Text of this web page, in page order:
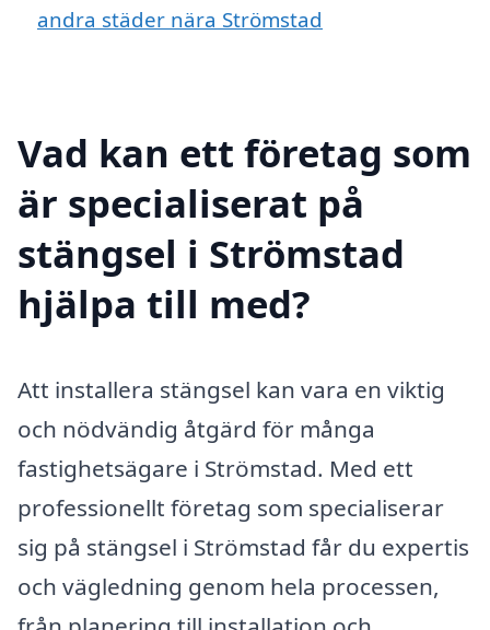
andra städer nära Strömstad
Vad kan ett företag som
är specialiserat på
stängsel i Strömstad
hjälpa till med?
Att installera stängsel kan vara en viktig
och nödvändig åtgärd för många
fastighetsägare i Strömstad. Med ett
professionellt företag som specialiserar
sig på stängsel i Strömstad får du expertis
och vägledning genom hela processen,